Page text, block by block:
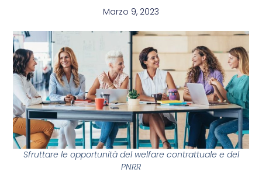
Marzo 9, 2023
Sfruttare le opportunità del welfare contrattuale e del
PNRR